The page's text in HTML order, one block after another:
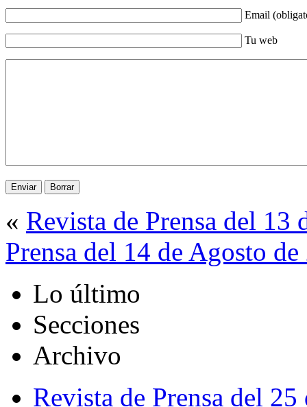
Email
Tu web
« Revista de Prensa del 13
Prensa del 14 de Agosto
Lo último
Secciones
Archivo
Revista de Prensa del